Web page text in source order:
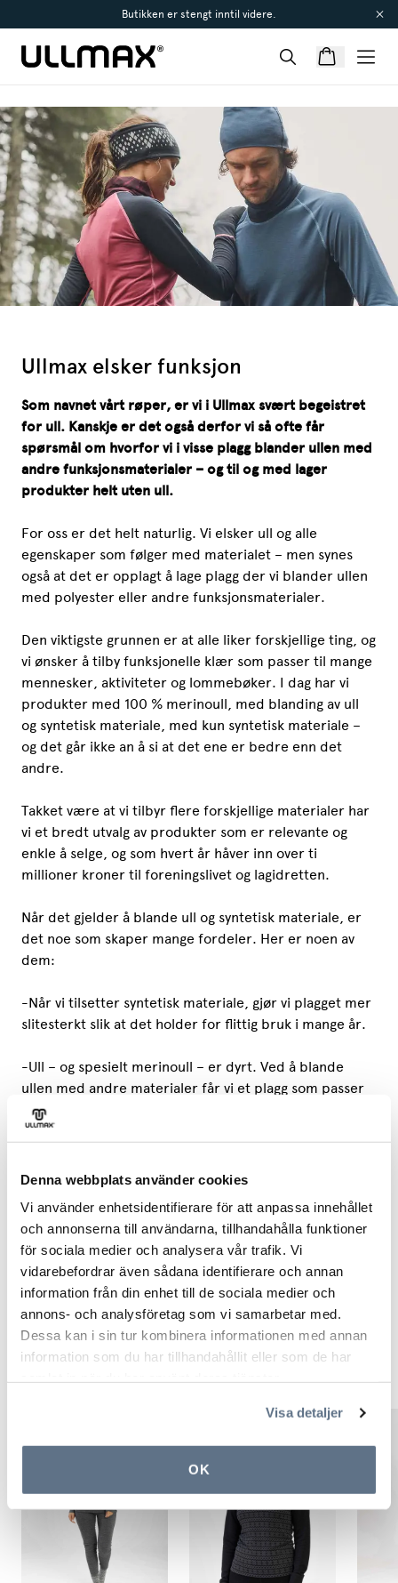
Denna webbplats använder cookies
Vi använder enhetsidentifierare för att anpassa innehållet
och annonserna till användarna, tillhandahålla funktioner
för sociala medier och analysera vår trafik. Vi
vidarebefordrar även sådana identifierare och annan
information från din enhet till de sociala medier och
annons- och analysföretag som vi samarbetar med.
Dessa kan i sin tur kombinera informationen med annan
information som du har tillhandahållit eller som de har
Visa detaljer
OK
Butikken er stengt inntil videre.
Ullmax elsker funksjon
Som navnet vårt røper, er vi i Ullmax svært begeistret
for ull. Kanskje er det også derfor vi så ofte får
spørsmål om hvorfor vi i visse plagg blander ullen med
andre funksjonsmaterialer – og til og med lager
produkter helt uten ull.
For oss er det helt naturlig. Vi elsker ull og alle
egenskaper som følger med materialet – men synes
også at det er opplagt å lage plagg der vi blander ullen
med polyester eller andre funksjonsmaterialer.
Den viktigste grunnen er at alle liker forskjellige ting, og
vi ønsker å tilby funksjonelle klær som passer til mange
mennesker, aktiviteter og lommebøker. I dag har vi
produkter med 100 % merinoull, med blanding av ull
og syntetisk materiale, med kun syntetisk materiale –
og det går ikke an å si at det ene er bedre enn det
andre.
Takket være at vi tilbyr flere forskjellige materialer har
vi et bredt utvalg av produkter som er relevante og
enkle å selge, og som hvert år håver inn over ti
millioner kroner til foreningslivet og lagidretten.
Når det gjelder å blande ull og syntetisk materiale, er
det noe som skaper mange fordeler. Her er noen av
dem:
-Når vi tilsetter syntetisk materiale, gjør vi plagget mer
slitesterkt slik at det holder for flittig bruk i mange år.
-Ull – og spesielt merinoull – er dyrt. Ved å blande
ullen med andre materialer får vi et plagg som passer
til flere lommebøker.
klør når den brukes direkte mot kroppen. Vi har opp
materialer for å få det beste fra to verdener, med
funksjonsmaterialets slitestyrke og komfort og ullens
varmende og temperaturregulerende egenskaper.
-Ved å blande forskjellige materialer kan de sammen få
nye egenskaper. Vår bestselgende serie Active Wool er
for eksempel laget i det patenterte materialet Dri-
Release Wool, som har helt unike egenskaper.Les
gjerne mer om det her!